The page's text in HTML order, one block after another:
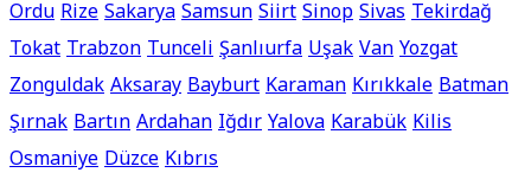
OrduRizeSakaryaSamsunSiirtSinopSivasTekirdağ
TokatTrabzonTunceliŞanlıurfaUşakVanYozgat
ZonguldakAksarayBayburtKaramanKırıkkaleBatman
ŞırnakBartınArdahanIğdırYalovaKarabükKilis
OsmaniyeDüzceKıbrıs